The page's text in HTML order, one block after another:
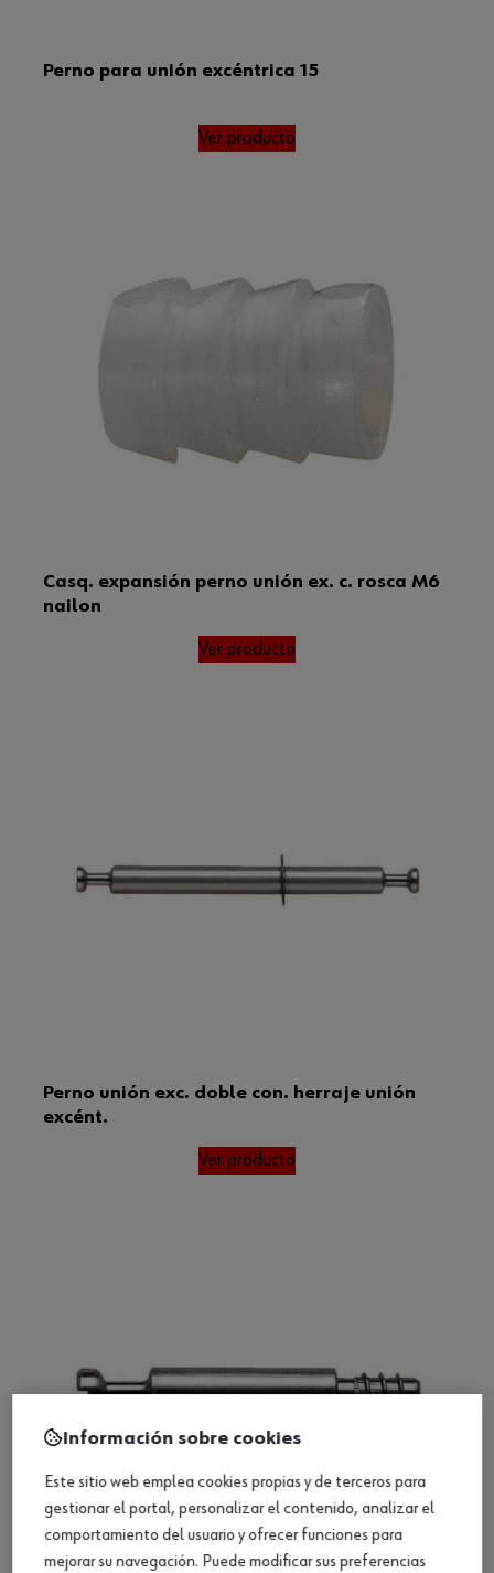
Perno para unión excéntrica 15
Ver producto
Casq. expansión perno unión ex. c. rosca M6
nailon
Ver producto
Perno unión exc. doble con. herraje unión
excént.
Ver producto
Información sobre cookies
Este sitio web emplea cookies propias y de terceros para
gestionar el portal, personalizar el contenido, analizar el
comportamiento del usuario y ofrecer funciones para
mejorar su navegación. Puede modificar sus preferencias